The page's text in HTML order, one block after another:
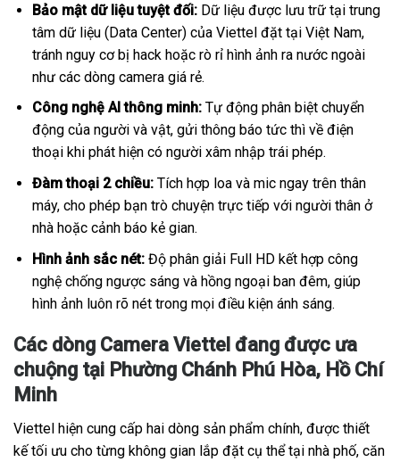
Bảo mật dữ liệu tuyệt đối:Dữ liệu được lưu trữ tại trung
tâm dữ liệu (Data Center) của Viettel đặt tại Việt Nam,
tránh nguy cơ bị hack hoặc rò rỉ hình ảnh ra nước ngoài
như các dòng camera giá rẻ.
Công nghệ AI thông minh:Tự động phân biệt chuyển
động của người và vật, gửi thông báo tức thì về điện
thoại khi phát hiện có người xâm nhập trái phép.
Đàm thoại 2 chiều:Tích hợp loa và mic ngay trên thân
máy, cho phép bạn trò chuyện trực tiếp với người thân ở
nhà hoặc cảnh báo kẻ gian.
Hình ảnh sắc nét:Độ phân giải Full HD kết hợp công
nghệ chống ngược sáng và hồng ngoại ban đêm, giúp
hình ảnh luôn rõ nét trong mọi điều kiện ánh sáng.
Các dòng Camera Viettel đang được ưa
chuộng tại Phường Chánh Phú Hòa, Hồ Chí
Minh
Viettel hiện cung cấp hai dòng sản phẩm chính, được thiết
kế tối ưu cho từng không gian lắp đặt cụ thể tại nhà phố, căn